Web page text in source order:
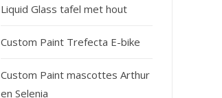
Liquid Glass tafel met hout
Custom Paint Trefecta E-bike
Custom Paint mascottes Arthur
en Selenia